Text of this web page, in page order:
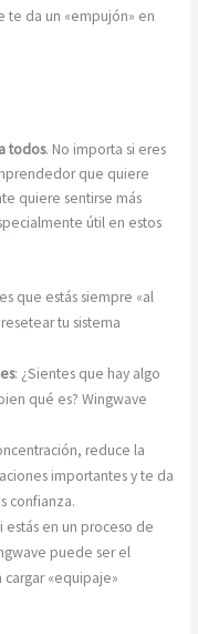
te da un «empujón» en
todos. No importa si eres
que quiere
quiere sentirse más
útil en estos
que estás siempre «al
tu sistema
: ¿Sientes que hay algo
qué es? Wingwave
reduce la
importantes y te da
confianza.
estás en un proceso de
puede ser el
«equipaje»